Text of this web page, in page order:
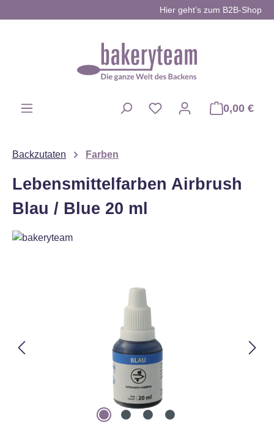
Hier geht’s zum B2B-Shop
0,00 €
Backzutaten Farben
Lebensmittelfarben Airbrush
Blau / Blue 20 ml